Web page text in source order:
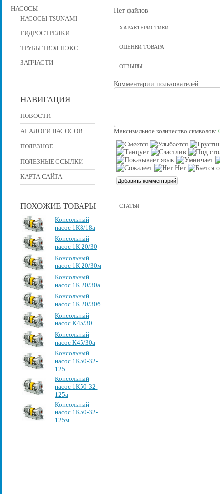
НАСОСЫ
НАСОСЫ TSUNAMI
ГИДРОСТРЕЛКИ
ТРУБЫ ТВЭЛ ПЭКС
ЗАПЧАСТИ
НАВИГАЦИЯ
НОВОСТИ
АНАЛОГИ НАСОСОВ
ПОЛЕЗНОЕ
ПОЛЕЗНЫЕ ССЫЛКИ
КАРТА САЙТА
ПОХОЖИЕ ТОВАРЫ
Консольный
насос 1К8/18а
Консольный
насос 1К 20/30
Консольный
насос 1К 20/30м
Консольный
насос 1К 20/30а
Консольный
насос 1К 20/30б
Консольный
насос К45/30
Консольный
насос К45/30а
Консольный
насос 1К50-32-
125
Консольный
насос 1К50-32-
125а
Консольный
насос 1К50-32-
125м
Нет файлов
ХАРАКТЕРИСТИКИ
ОЦЕНКИ ТОВАРА
ОТЗЫВЫ
Комментарии пользователей
Максимальное количество символов:
СТАТЬИ